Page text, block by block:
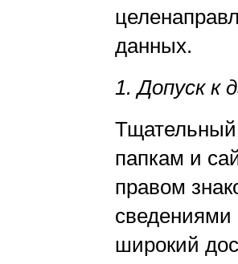
данных.
1. Допуск к
папкам и
правом
сведениями
широкий